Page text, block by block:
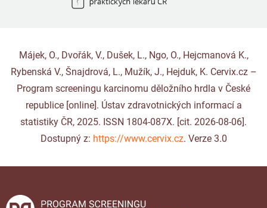
Májek, O., Dvořák, V., Dušek, L., Ngo, O., Hejcmanová K.,
Rybenská V., Šnajdrová, L., Mužík, J., Hejduk, K. Cervix.cz –
Program screeningu karcinomu děložního hrdla v České
republice [online]. Ústav zdravotnických informací a
statistiky ČR, 2025. ISSN 1804-087X. [cit. 2026-08-06].
Dostupný z: https://www.cervix.cz. Verze 3.0